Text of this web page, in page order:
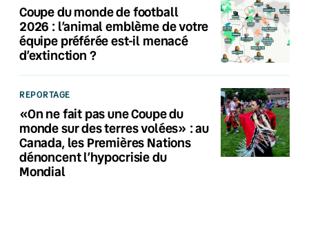
Coupe du monde de football
2026 : l’animal emblème de votre
équipe préférée est-il menacé
d’extinction ?
REPORTAGE
«On ne fait pas une Coupe du
monde sur des terres volées» : au
Canada, les Premières Nations
dénoncent l’hypocrisie du
Mondial